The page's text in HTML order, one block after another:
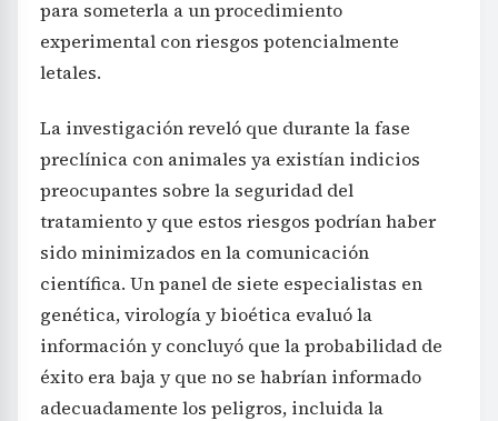
para someterla a un procedimiento
experimental con riesgos potencialmente
letales.
La investigación reveló que durante la fase
preclínica con animales ya existían indicios
preocupantes sobre la seguridad del
tratamiento y que estos riesgos podrían haber
sido minimizados en la comunicación
científica. Un panel de siete especialistas en
genética, virología y bioética evaluó la
información y concluyó que la probabilidad de
éxito era baja y que no se habrían informado
adecuadamente los peligros, incluida la